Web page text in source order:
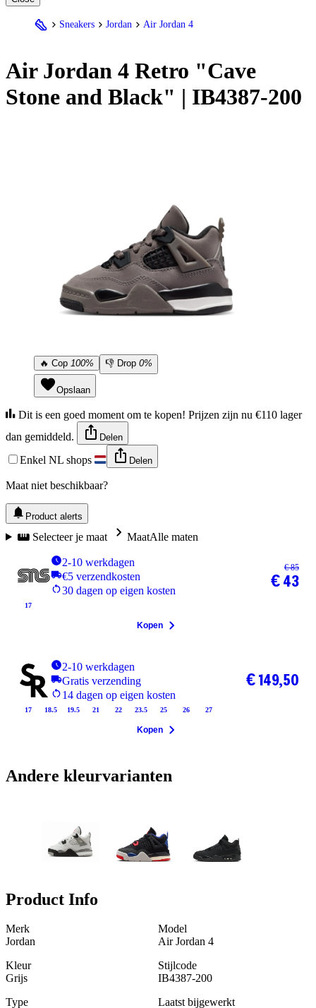
Sneakers Jordan Air Jordan 4
Air Jordan 4 Retro "Cave
Stone and Black" | IB4387-200
🔥 Cop 100% 👎 Drop 0%
Opslaan
Dit is een goed moment om te kopen! Prijzen zijn nu €110 lager
dan gemiddeld.
Delen
Enkel NL shops Delen
Maat niet beschikbaar?
Product alerts
Selecteer je maat MaatAlle maten
2-10 werkdagen
€5 verzendkosten
30 dagen op eigen kosten
17
€ 85
€ 43
Kopen
2-10 werkdagen
Gratis verzending
14 dagen op eigen kosten
17 18.5 19.5 21 22 23.5 25 26 27
€ 149,50
Kopen
Andere kleurvarianten
Product Info
Merk
Jordan
Model
Air Jordan 4
Kleur
Grijs
Stijlcode
IB4387-200
Type
Laatst bijgewerkt